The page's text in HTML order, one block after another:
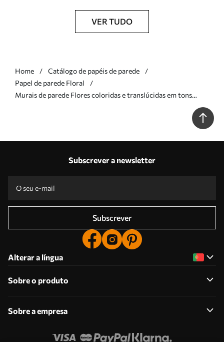
VER TUDO
Home
Catálogo de papéis de parede
Papel de parede Floral
Murais de parede Flores coloridas e translúcidas em tons
Subscrever a newsletter
Subscrever
Alterar a língua
Sobre o produto
Sobre a empresa